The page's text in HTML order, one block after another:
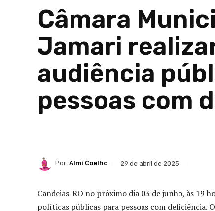
Câmara
Jamari
audiência
pessoas com
Por Almi Coelho 29 de abril de 2025
Candeias-RO no próximo dia 03 de junho, às 19
políticas públicas para pessoas com deficiência.